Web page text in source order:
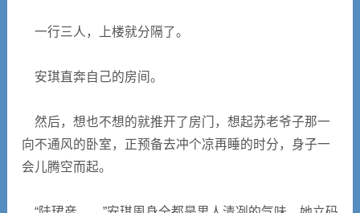
一行三人，上楼就分隔了。
安琪直奔自己的房间。
然后，想也不想的就推开了房门，想起苏老爷子那一
向不通风的卧室，正预备去冲个凉再睡的时分，身子一
会儿腾空而起。